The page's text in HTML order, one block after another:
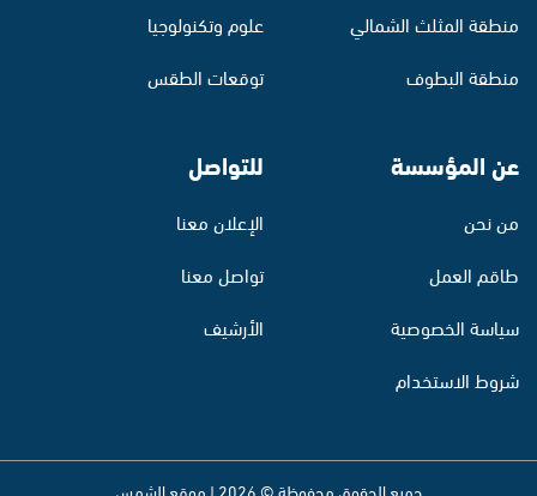
منطقة المثلث الشمالي
منطقة البطوف
علوم وتكنولوجيا
توقعات الطقس
عن المؤسسة
من نحن
طاقم العمل
سياسة الخصوصية
شروط الاستخدام
للتواصل
الإعلان معنا
تواصل معنا
الأرشيف